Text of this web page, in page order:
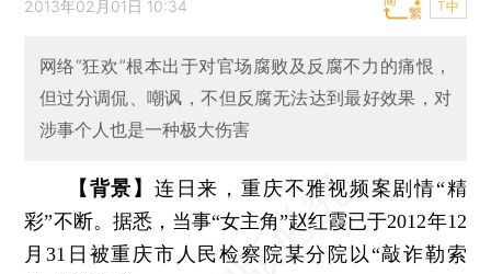
2013年02月01日 10:34 T中
网络“狂欢”根本出于对官场腐败及反腐不力的痛恨，
但过分调侃、嘲讽，不但反腐无法达到最好效果，对
涉事个人也是一种极大伤害
【背景】 连日来，重庆不雅视频案剧情“精
彩”不断。据悉，当事“女主角”赵红霞已于2012年12
月31日被重庆市人民检察院某分院以“敲诈勒索